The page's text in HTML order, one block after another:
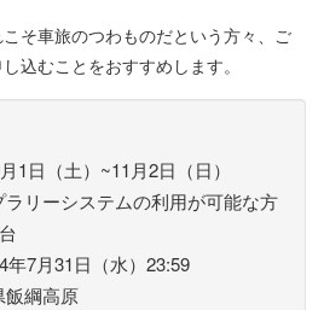
そ車旅のつわものだという方々、ご
込むことをおすすめします。
1日（土）~11月2日（日）
ラリーシステムの利用が可能な方
年7月31日（水）23:59
飯綱高原